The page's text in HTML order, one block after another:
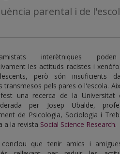
parental i de
interètniques
les actituds racistes i
però són insuficients
transmesos pels pares o l'escola.
una recerca de la Universitat
per Josep Ubalde,
de Psicologia, Sociologia i
a la revista Social Science Research.
conclou que tenir amics i